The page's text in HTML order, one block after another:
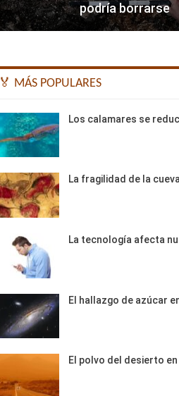
podría borrarse
🏅 MÁS POPULARES
Los calamares se
La fragilidad de la
La tecnología afecta
El hallazgo de azúcar
El polvo del desierto